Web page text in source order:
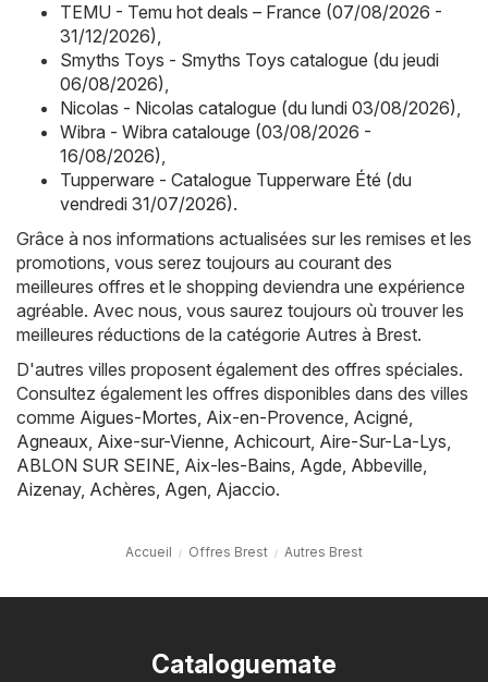
TEMU - Temu hot deals – France (07/08/2026 -
31/12/2026),
Smyths Toys - Smyths Toys catalogue (du jeudi
06/08/2026),
Nicolas - Nicolas catalogue (du lundi 03/08/2026),
Wibra - Wibra catalouge (03/08/2026 -
16/08/2026),
Tupperware - Catalogue Tupperware Été (du
vendredi 31/07/2026).
Grâce à nos informations actualisées sur les remises et les
promotions, vous serez toujours au courant des
meilleures offres et le shopping deviendra une expérience
agréable. Avec nous, vous saurez toujours où trouver les
meilleures réductions de la catégorie Autres à Brest.
D'autres villes proposent également des offres spéciales.
Consultez également les offres disponibles dans des villes
comme Aigues-Mortes, Aix-en-Provence, Acigné,
Agneaux, Aixe-sur-Vienne, Achicourt, Aire-Sur-La-Lys,
ABLON SUR SEINE, Aix-les-Bains, Agde, Abbeville,
Aizenay, Achères, Agen, Ajaccio.
Accueil Offres Brest Autres Brest
Cataloguemate